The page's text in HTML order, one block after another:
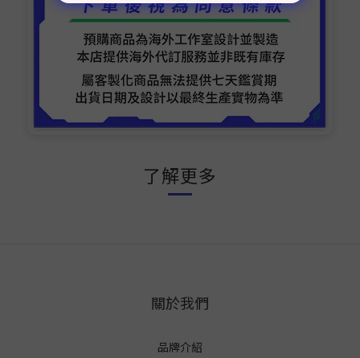
了解更多
關於我們
品牌介紹